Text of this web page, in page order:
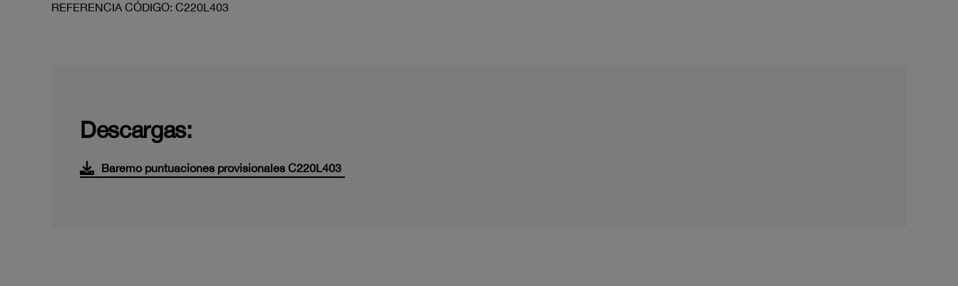
REFERENCIA CÓDIGO: C220L403
Descargas:
Baremo puntuaciones provisionales C220L403